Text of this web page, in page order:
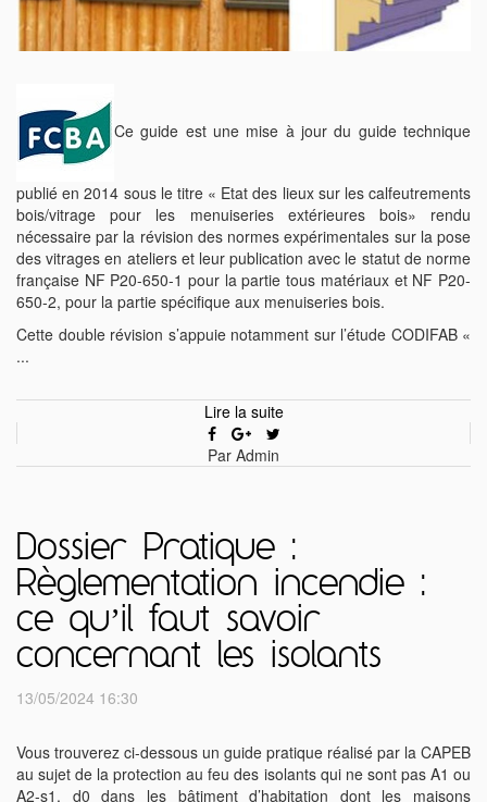
Ce guide est une mise à jour du guide technique
publié en 2014 sous le titre « Etat des lieux sur les calfeutrements
bois/vitrage pour les menuiseries extérieures bois» rendu
nécessaire par la révision des normes expérimentales sur la pose
des vitrages en ateliers et leur publication avec le statut de norme
française NF P20-650-1 pour la partie tous matériaux et NF P20-
650-2, pour la partie spécifique aux menuiseries bois.
Cette double révision s’appuie notamment sur l’étude CODIFAB «
...
Lire la suite
Par Admin
Dossier Pratique :
Règlementation incendie :
ce qu’il faut savoir
concernant les isolants
13/05/2024 16:30
Vous trouverez ci-dessous un guide pratique réalisé par la CAPEB
au sujet de la protection au feu des isolants qui ne sont pas A1 ou
A2-s1, d0 dans les bâtiment d’habitation dont les maisons